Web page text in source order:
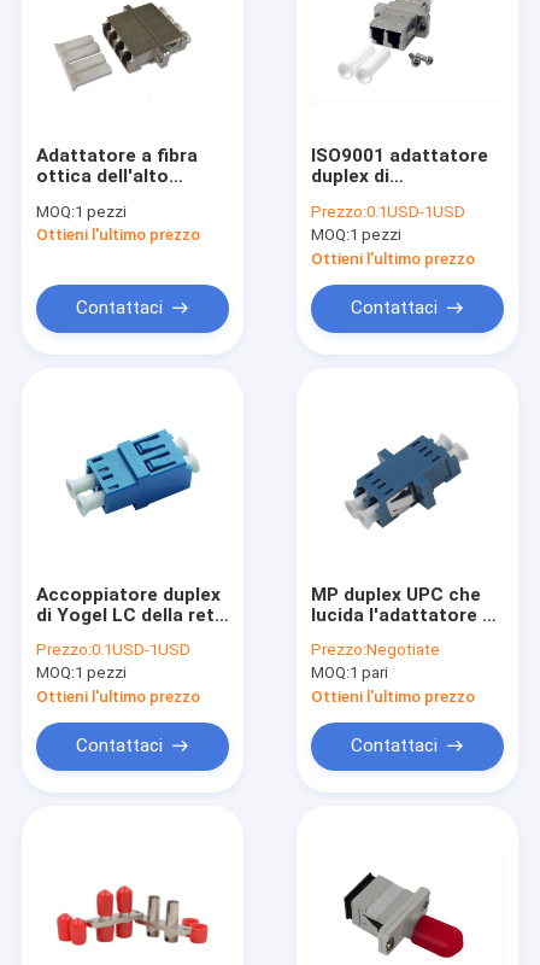
Adattatore a fibra
ottica dell'alto
attenuazione di
riflessione ROHS LC
MOQ:1 pezzi
Ottieni l'ultimo prezzo
Contattaci
ISO9001 adattatore
duplex di
FTTX LC
Prezzo:0.1USD-1USD
MOQ:1 pezzi
Ottieni l'ultimo prezzo
Contattaci
Accoppiatore duplex
di Yogel LC della rete
Prezzo:0.1USD-1USD
MOQ:1 pezzi
Ottieni l'ultimo prezzo
Contattaci
MP duplex UPC che
lucida l'adattatore a
Prezzo:Negotiate
MOQ:1 pari
Ottieni l'ultimo prezzo
Contattaci